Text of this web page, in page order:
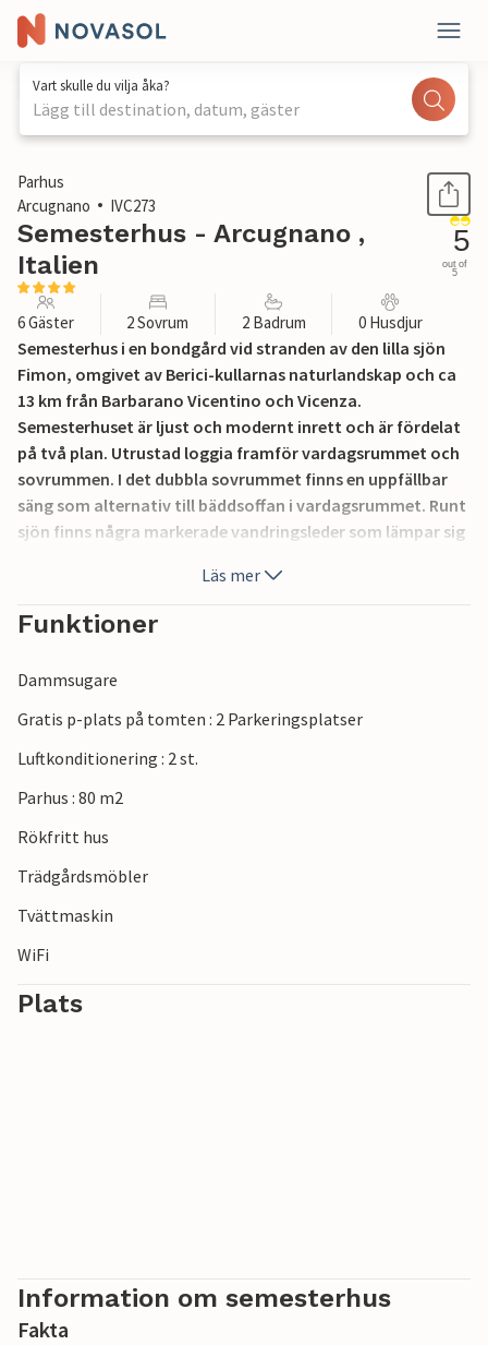
Vart skulle du vilja åka?
Lägg till destination, datum, gäster
1 / 30
Parhus
Arcugnano
IVC273
Semesterhus - Arcugnano ,
Italien
5
out of
5
6 Gäster 2 Sovrum 2 Badrum 0 Husdjur
Semesterhus i en bondgård vid stranden av den lilla sjön
Fimon, omgivet av Berici-kullarnas naturlandskap och ca
13 km från Barbarano Vicentino och Vicenza.
Semesterhuset är ljust och modernt inrett och är fördelat
på två plan. Utrustad loggia framför vardagsrummet och
sovrummen. I det dubbla sovrummet finns en uppfällbar
säng som alternativ till bäddsoffan i vardagsrummet. Runt
sjön finns några markerade vandringsleder som lämpar sig
produceras av företaget och köpa andra
säsongsprodukter. På 35 km avstånd ligger Abano och
Montegrotto Terme, som är kända för sina termiska källor.
Läs mer
Funktioner
Dammsugare
Gratis p-plats på tomten : 2 Parkeringsplatser
Luftkonditionering : 2 st.
Parhus : 80 m2
Rökfritt hus
Trädgårdsmöbler
Tvättmaskin
WiFi
Plats
Information om semesterhus
Fakta